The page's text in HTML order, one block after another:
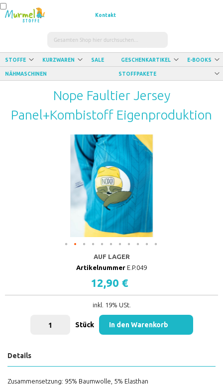
Kontakt
STOFFE KURZWAREN SALE GESCHENKARTIKEL E-BOOKS
NÄHMASCHINEN STOFFPAKETE
Nope Faultier Jersey
Panel+Kombistoff Eigenproduktion
AUF LAGER
Artikelnummer E.P.049
12,90 €
inkl. 19% USt.
Stück In den Warenkorb
Details
Zusammensetzung: 95% Baumwolle, 5% Elasthan
den
Warenkorb
den
Warenkorb
den
Warenkorb